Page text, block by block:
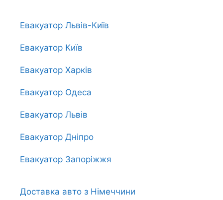
Евакуатор Львів-Київ
Евакуатор Київ
Евакуатор Харків
Евакуатор Одеса
Евакуатор Львів
Евакуатор Дніпро
Евакуатор Запоріжжя
Доставка авто з Німеччини